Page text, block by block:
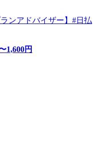
ンアドバイザー】#日払
1,600円